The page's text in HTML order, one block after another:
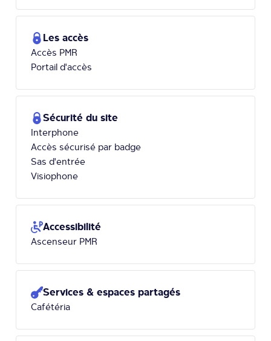
Les accès
Accès PMR
Portail d'accès
Sécurité du site
Interphone
Accès sécurisé par badge
Sas d'entrée
Visiophone
Accessibilité
Ascenseur PMR
Services & espaces partagés
Cafétéria